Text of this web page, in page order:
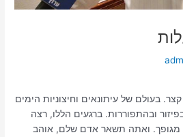
בעולם של עיתונאים וחיצוניות הימים
ובהתפוררות. ברגעים הללו, רצה
מגופך. ואתה תשאר אדם שלם, אוהב